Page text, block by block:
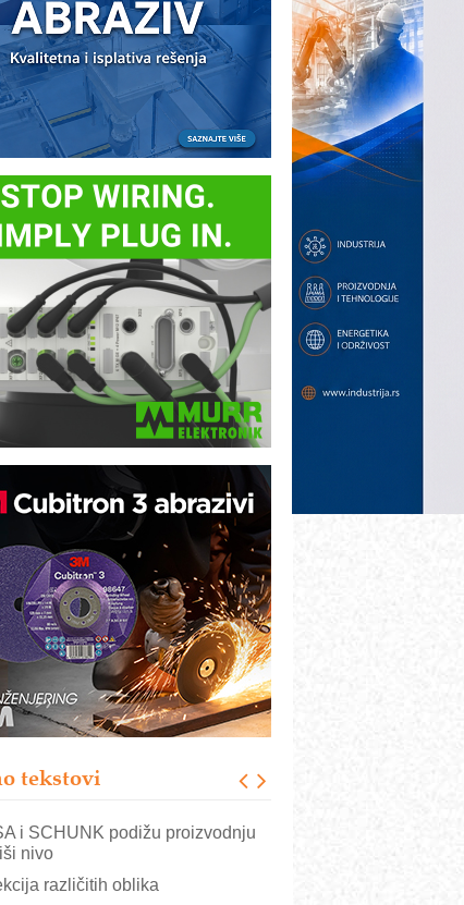
tekstovi
na prvom mestu!
- više od 40 godina
u industriji
TITAN ADVANCED INDICATOR
signalizacija za efikasnije
mašinama
ispitivanje transformatora u
elektranama i vetroparkovima
i odgovornog građenja
i SCHUNK podižu proizvodnju
nivo
različitih oblika